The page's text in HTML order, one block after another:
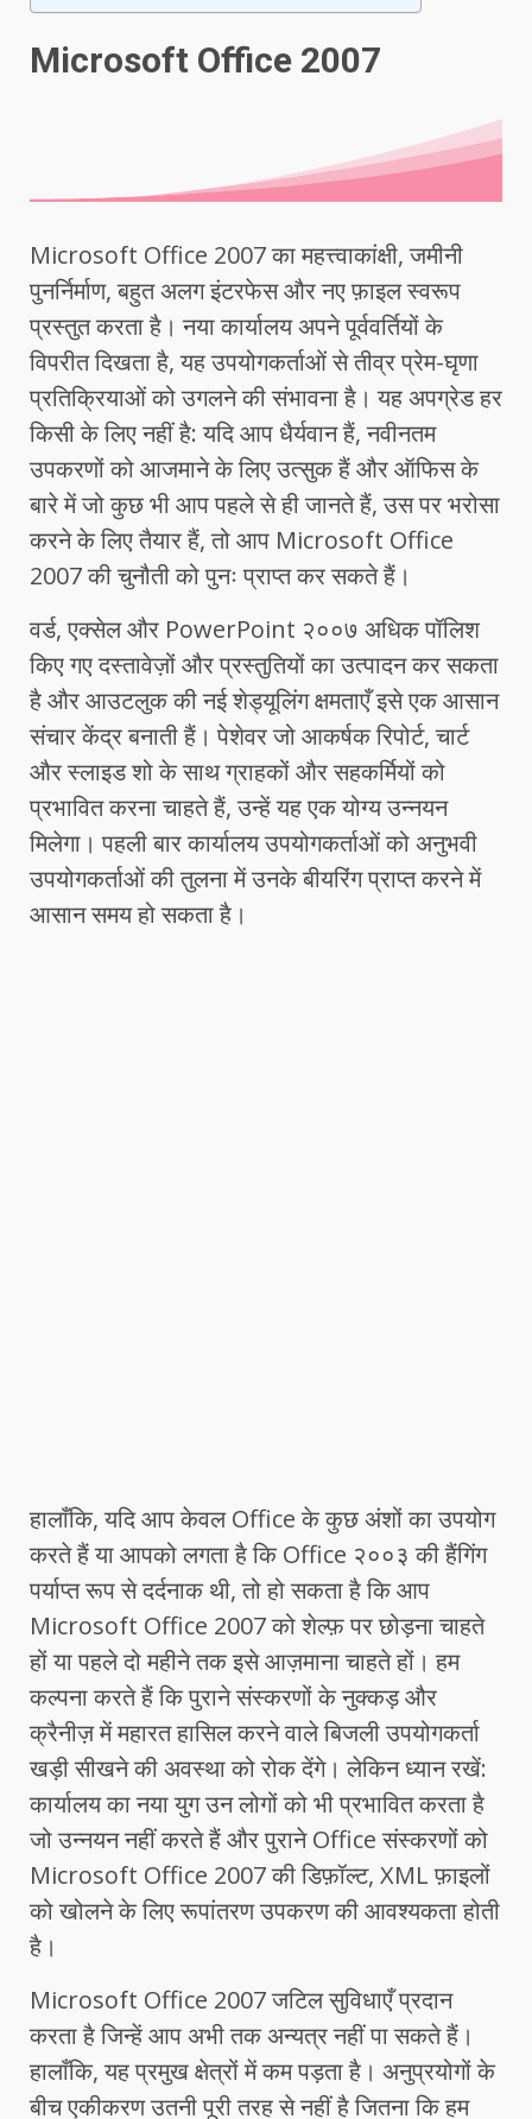
Microsoft Office 2007
Microsoft Office 2007 का महत्त्वाकांक्षी, जमीनी
पुनर्निर्माण, बहुत अलग इंटरफेस और नए फ़ाइल स्वरूप
प्रस्तुत करता है। नया कार्यालय अपने पूर्ववर्तियों के
विपरीत दिखता है, यह उपयोगकर्ताओं से तीव्र प्रेम-घृणा
प्रतिक्रियाओं को उगलने की संभावना है। यह अपग्रेड हर
किसी के लिए नहीं है: यदि आप धैर्यवान हैं, नवीनतम
उपकरणों को आजमाने के लिए उत्सुक हैं और ऑफिस के
बारे में जो कुछ भी आप पहले से ही जानते हैं, उस पर भरोसा
करने के लिए तैयार हैं, तो आप Microsoft Office
2007 की चुनौती को पुनः प्राप्त कर सकते हैं।
वर्ड, एक्सेल और PowerPoint २००७ अधिक पॉलिश
किए गए दस्तावेज़ों और प्रस्तुतियों का उत्पादन कर सकता
है और आउटलुक की नई शेड्यूलिंग क्षमताएँ इसे एक आसान
संचार केंद्र बनाती हैं। पेशेवर जो आकर्षक रिपोर्ट, चार्ट
और स्लाइड शो के साथ ग्राहकों और सहकर्मियों को
प्रभावित करना चाहते हैं, उन्हें यह एक योग्य उन्नयन
मिलेगा। पहली बार कार्यालय उपयोगकर्ताओं को अनुभवी
उपयोगकर्ताओं की तुलना में उनके बीयरिंग प्राप्त करने में
आसान समय हो सकता है।
हालाँकि, यदि आप केवल Office के कुछ अंशों का उपयोग
करते हैं या आपको लगता है कि Office २००३ की हैंगिंग
पर्याप्त रूप से दर्दनाक थी, तो हो सकता है कि आप
Microsoft Office 2007 को शेल्फ़ पर छोड़ना चाहते
हों या पहले दो महीने तक इसे आज़माना चाहते हों। हम
कल्पना करते हैं कि पुराने संस्करणों के नुक्कड़ और
क्रैनीज़ में महारत हासिल करने वाले बिजली उपयोगकर्ता
खड़ी सीखने की अवस्था को रोक देंगे। लेकिन ध्यान रखें:
कार्यालय का नया युग उन लोगों को भी प्रभावित करता है
जो उन्नयन नहीं करते हैं और पुराने Office संस्करणों को
Microsoft Office 2007 की डिफ़ॉल्ट, XML फ़ाइलों
को खोलने के लिए रूपांतरण उपकरण की आवश्यकता होती
है।
Microsoft Office 2007 जटिल सुविधाएँ प्रदान
करता है जिन्हें आप अभी तक अन्यत्र नहीं पा सकते हैं।
हालाँकि, यह प्रमुख क्षेत्रों में कम पड़ता है। अनुप्रयोगों के
बीच एकीकरण उतनी पूरी तरह से नहीं है जितना कि हम